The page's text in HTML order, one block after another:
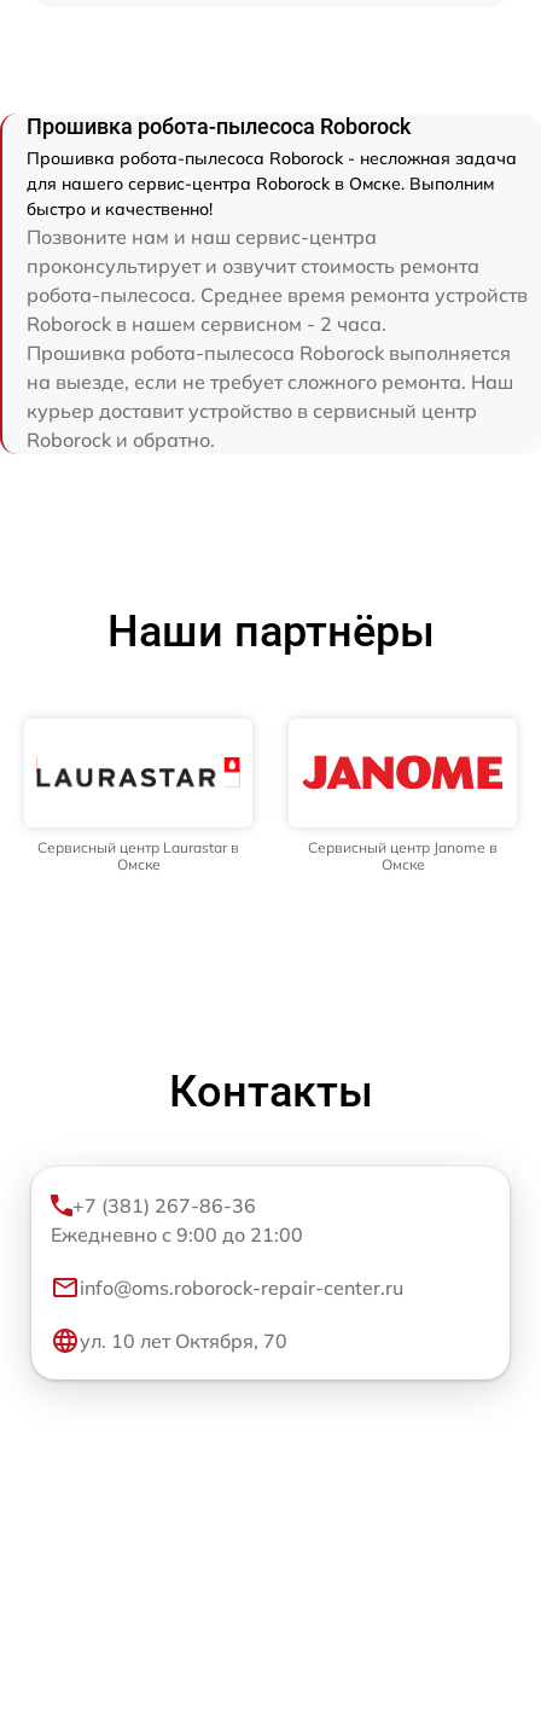
Прошивка робота-пылесоса Roborock
Прошивка робота-пылесоса Roborock - несложная задача
для нашего сервис-центра Roborock в Омске. Выполним
быстро и качественно!
Позвоните нам и наш сервис-центра
проконсультирует и озвучит стоимость ремонта
робота-пылесоса. Среднее время ремонта устройств
Roborock в нашем сервисном - 2 часа.
Прошивка робота-пылесоса Roborock выполняется
на выезде, если не требует сложного ремонта. Наш
курьер доставит устройство в сервисный центр
Roborock и обратно.
Наши партнёры
Сервисный центр Laurastar в
Омске
Сервисный центр Janome в
Омске
Контакты
+7 (381) 267-86-36
Ежедневно с 9:00 до 21:00
info@oms.roborock-repair-center.ru
ул. 10 лет Октября, 70